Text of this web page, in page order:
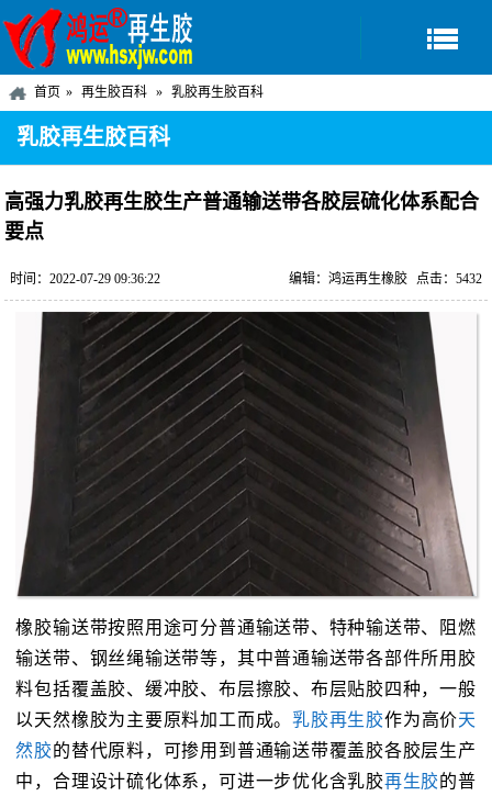
首页 再生胶百科 乳胶再生胶百科
乳胶再生胶百科
高强力乳胶再生胶生产普通输送带各胶层硫化体系配合
要点
时间：2022-07-29 09:36:22 点击：5432
编辑：鸿运再生橡胶
橡胶输送带按照用途可分普通输送带、特种输送带、阻燃
输送带、钢丝绳输送带等，其中普通输送带各部件所用胶
料包括覆盖胶、缓冲胶、布层擦胶、布层贴胶四种，一般
以天然橡胶为主要原料加工而成。乳胶再生胶作为高价天
然胶的替代原料，可掺用到普通输送带覆盖胶各胶层生产
中，合理设计硫化体系，可进一步优化含乳胶再生胶的普